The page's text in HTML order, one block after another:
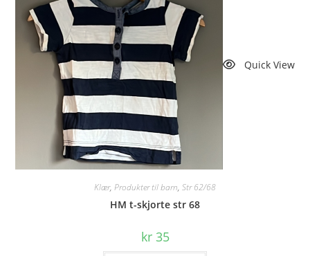
Quick View
Klær, Produkter til barn, Str 62/68
HM t-skjorte str 68
kr35